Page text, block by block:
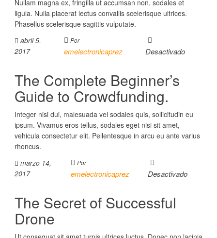
Nullam magna ex, fringilla ut accumsan non, sodales et
ligula. Nulla placerat lectus convallis scelerisque ultrices.
Phasellus scelerisque sagittis vulputate.
abril 5,
2017
Por
emelectronicaprez Desactivado
The Complete Beginner’s
Guide to Crowdfunding.
Integer nisi dui, malesuada vel sodales quis, sollicitudin eu
ipsum. Vivamus eros tellus, sodales eget nisi sit amet,
vehicula consectetur elit. Pellentesque in arcu eu ante varius
rhoncus.
marzo 14,
2017
Por
emelectronicaprez Desactivado
The Secret of Successful
Drone